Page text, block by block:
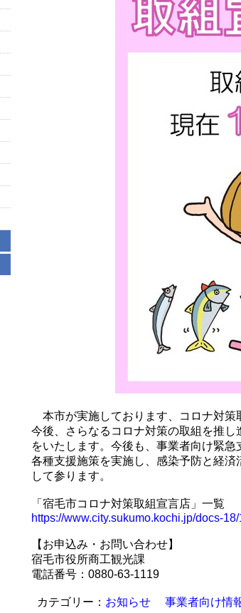
本市が実施しております、コロナ対策
今後、さらなるコロナ対策の取組を推
をいたします。今後も、事業者向け緊
各種支援施策を実施し、感染予防と経
して参ります。
「宿毛市コロナ対策取組宣言店」一覧
https://www.city.sukumo.kochi.jp/docs-18/
【お申込み・お問い合わせ】
宿毛市役所商工観光課
電話番号：0880-63-1119
お知らせ 事業者向け情